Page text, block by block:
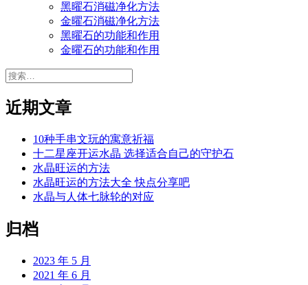
黑曜石消磁净化方法
金曜石消磁净化方法
黑曜石的功能和作用
金曜石的功能和作用
搜
近期文章
10种手串文玩的寓意祈福
十二星座开运水晶 选择适合自己的守护石
水晶旺运的方法
水晶旺运的方法大全 快点分享吧
水晶与人体七脉轮的对应
归档
2023 年 5 月
2021 年 6 月